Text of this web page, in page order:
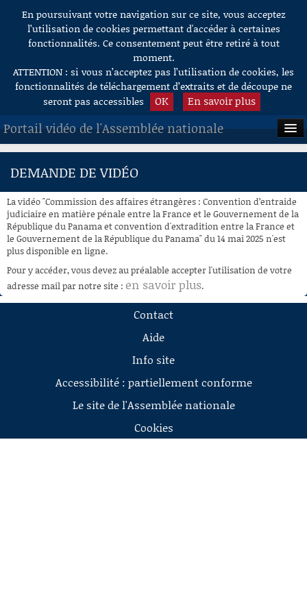
Aller au contenu
En poursuivant votre navigation sur ce site, vous acceptez
l’utilisation de cookies permettant d'accéder à certaines
fonctionnalités. Ce consentement peut être retiré à tout
moment.
ATTENTION : si vous n’acceptez pas l’utilisation de cookies, les
fonctionnalités de téléchargement d’extraits et de découpe ne
seront pas accessibles
OK En savoir plus
Portail vidéo de l'Assemblée nationale
ACCUEIL
À LA DEMANDE
RECHERCHE
AIDE À LA DÉCOUPE
DE VIDÉOS
DEMANDE DE VIDÉO
La vidéo "Commission des affaires étrangères : Convention d’entraide
judiciaire en matière pénale entre la France et le Gouvernement de la
République du Panama et convention d'extradition entre la France et
le Gouvernement de la République du Panama" du 14 mai 2025 n'est
plus disponible en ligne.
Pour y accéder, vous devez au préalable accepter l'utilisation de votre
adresse mail par notre site : en savoir plus.
Contact
Aide
Info site
Accessibilité : partiellement conforme
Le site de l'Assemblée nationale
Cookies